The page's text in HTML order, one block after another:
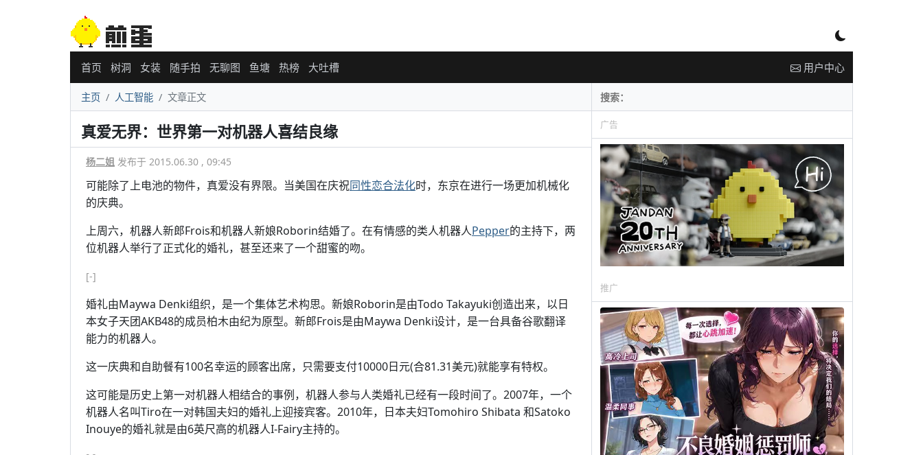
首页 树洞 女装 随手拍 无聊图 鱼塘 热榜 大吐槽 用户中心
主页 人工智能 文章正文
真爱无界：世界第一对机器人喜结良缘
杨二姐 发布于 2015.06.30 , 09:45
可能除了上电池的物件，真爱没有界限。当美国在庆祝同性恋合法化时，东京在进行一场更加机械化
的庆典。
上周六，机器人新郎Frois和机器人新娘Roborin结婚了。在有情感的类人机器人Pepper的主持下，两
位机器人举行了正式化的婚礼，甚至还来了一个甜蜜的吻。
[-]
婚礼由Maywa Denki组织，是一个集体艺术构思。新娘Roborin是由Todo Takayuki创造出来，以日
本女子天团AKB48的成员柏木由纪为原型。新郎Frois是由Maywa Denki设计，是一台具备谷歌翻译
能力的机器人。
这一庆典和自助餐有100名幸运的顾客出席，只需要支付10000日元(合81.31美元)就能享有特权。
这可能是历史上第一对机器人相结合的事例，机器人参与人类婚礼已经有一段时间了。2007年，一个
机器人名叫Tiro在一对韩国夫妇的婚礼上迎接宾客。2010年，日本夫妇Tomohiro Shibata 和Satoko
Inouye的婚礼就是由6英尺高的机器人I-Fairy主持的。
广告
推广